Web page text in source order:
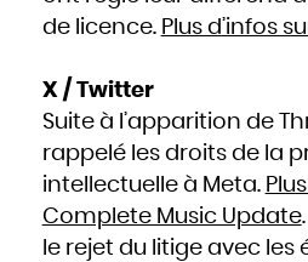
de licence. Plus d’infos
X / Twitter
Suite à l’apparition de
rappelé les droits de la
intellectuelle à Meta.
Complete Music Update
le rejet du litige avec les